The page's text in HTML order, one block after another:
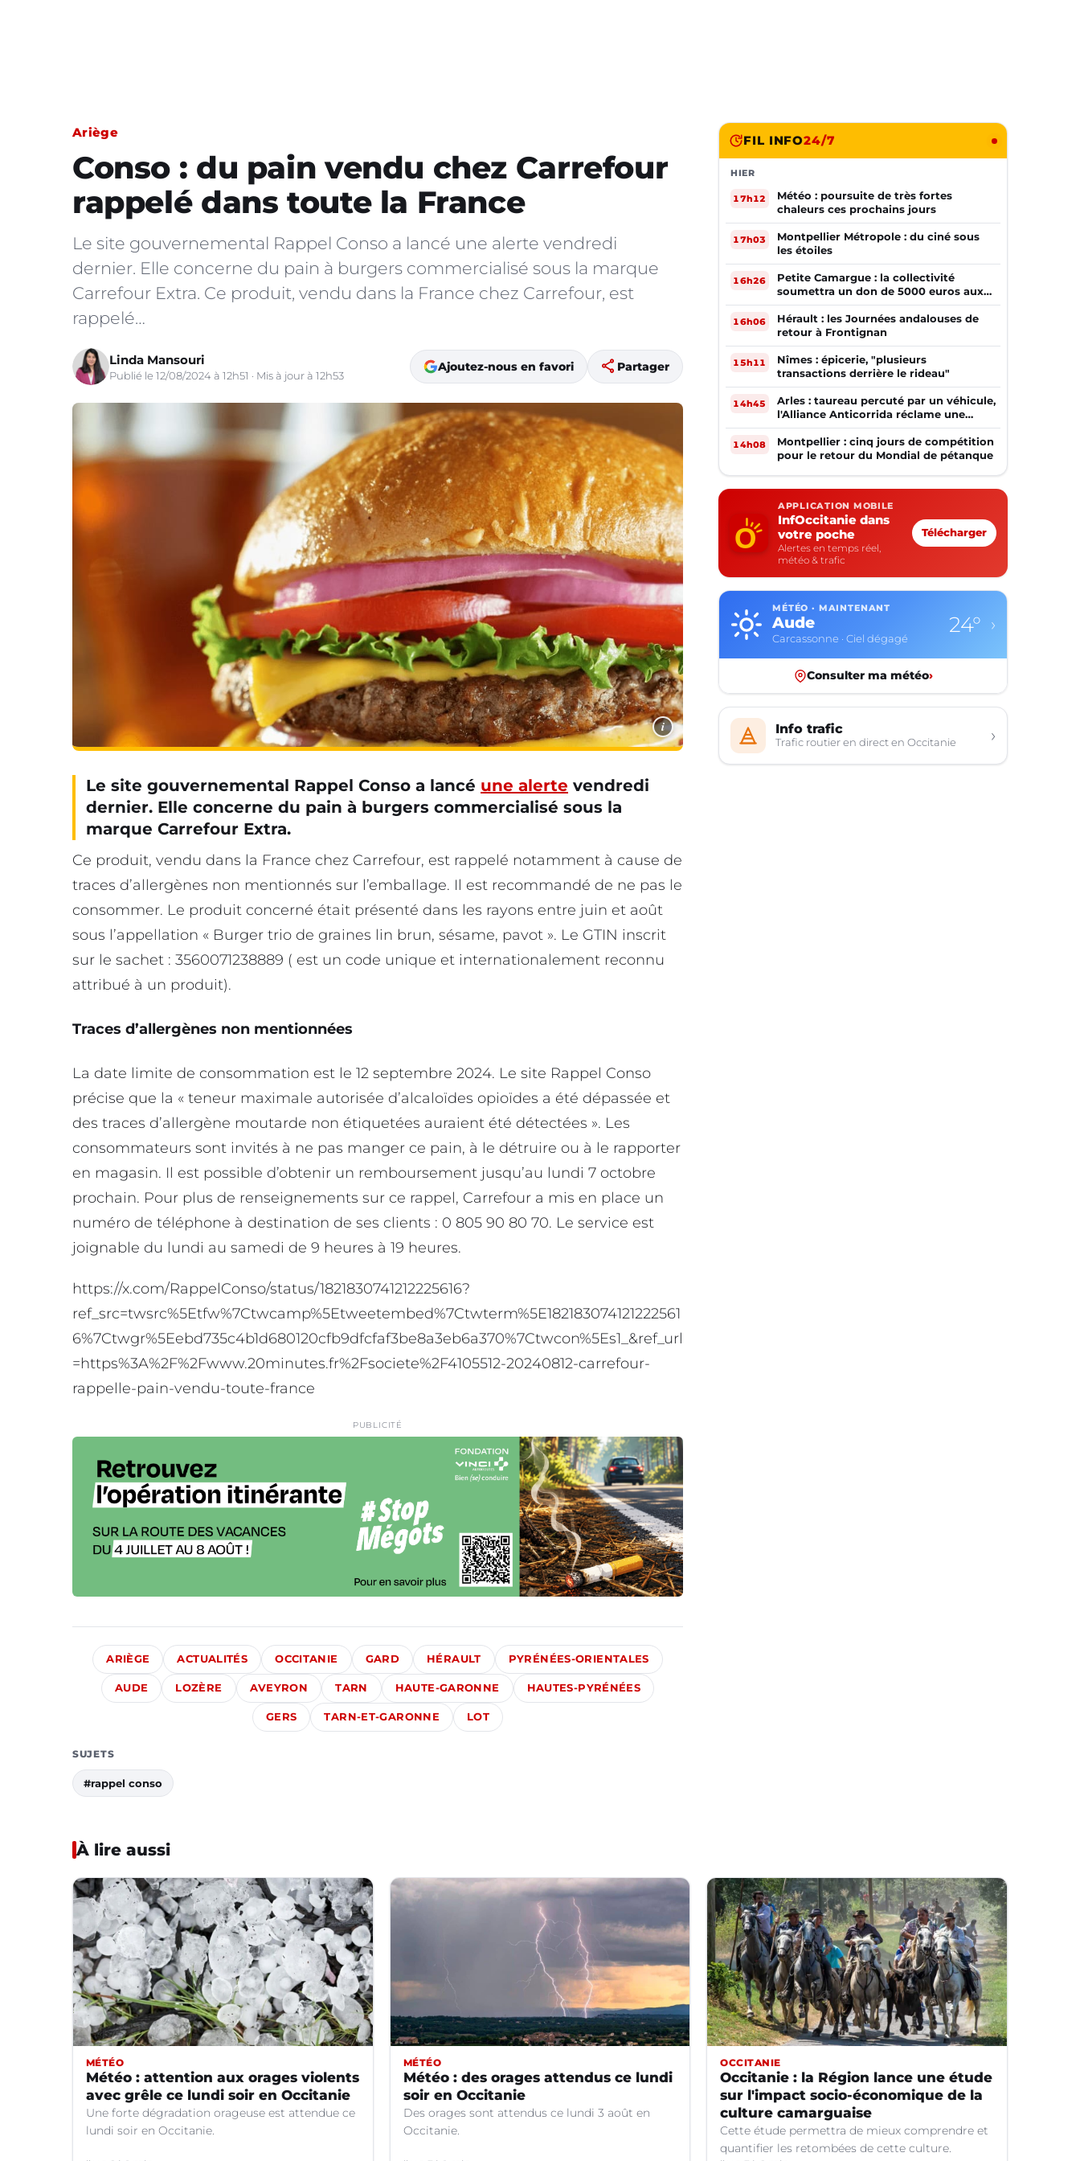
Ariège
Conso : du pain vendu chez Carrefour
rappelé dans toute la France
Le site gouvernemental Rappel Conso a lancé une alerte vendredi
dernier. Elle concerne du pain à burgers commercialisé sous la marque
Carrefour Extra. Ce produit, vendu dans la France chez Carrefour, est
rappelé…
Linda Mansouri
Publié le 12/08/2024 à 12h51 · Mis à jour à 12h53
Ajoutez-nous en favori share Partager
i
Le site gouvernemental Rappel Conso a lancé une alerte vendredi
dernier. Elle concerne du pain à burgers commercialisé sous la
marque Carrefour Extra.
Ce produit, vendu dans la France chez Carrefour, est rappelé notamment à cause de
traces d’allergènes non mentionnés sur l’emballage. Il est recommandé de ne pas le
consommer. Le produit concerné était présenté dans les rayons entre juin et août
sous l’appellation « Burger trio de graines lin brun, sésame, pavot ». Le GTIN inscrit
sur le sachet : 3560071238889 ( est un code unique et internationalement reconnu
attribué à un produit).
Traces d’allergènes non mentionnées
La date limite de consommation est le 12 septembre 2024. Le site Rappel Conso
précise que la « teneur maximale autorisée d’alcaloïdes opioïdes a été dépassée et
des traces d’allergène moutarde non étiquetées auraient été détectées ». Les
consommateurs sont invités à ne pas manger ce pain, à le détruire ou à le rapporter
en magasin. Il est possible d’obtenir un remboursement jusqu’au lundi 7 octobre
prochain. Pour plus de renseignements sur ce rappel, Carrefour a mis en place un
numéro de téléphone à destination de ses clients : 0 805 90 80 70. Le service est
joignable du lundi au samedi de 9 heures à 19 heures.
https://x.com/RappelConso/status/1821830741212225616?
ref_src=twsrc%5Etfw%7Ctwcamp%5Etweetembed%7Ctwterm%5E182183074121222561
6%7Ctwgr%5Eebd735c4b1d680120cfb9dfcfaf3be8a3eb6a370%7Ctwcon%5Es1_&ref_url
=https%3A%2F%2Fwww.20minutes.fr%2Fsociete%2F4105512-20240812-carrefour-
rappelle-pain-vendu-toute-france
PUBLICITÉ
ARIÈGE ACTUALITÉS OCCITANIE GARD HÉRAULT PYRÉNÉES-ORIENTALES
AUDE LOZÈRE AVEYRON TARN HAUTE-GARONNE HAUTES-PYRÉNÉES
GERS TARN-ET-GARONNE LOT
SUJETS
#rappel conso
FIL INFO24/7
HIER
17h12
Météo : poursuite de très fortes
chaleurs ces prochains jours
17h03
Montpellier Métropole : du ciné sous
les étoiles
16h26
Petite Camargue : la collectivité
soumettra un don de 5000 euros aux
sinistrés de la Gironde
16h06
Hérault : les Journées andalouses de
retour à Frontignan
15h11
Nîmes : épicerie, "plusieurs
transactions derrière le rideau"
14h45
Arles : taureau percuté par un véhicule,
l'Alliance Anticorrida réclame une
enquête
14h08
Montpellier : cinq jours de compétition
pour le retour du Mondial de pétanque
APPLICATION MOBILE
InfOccitanie dans
votre poche
Alertes en temps réel,
météo & trafic
Télécharger
MÉTÉO · MAINTENANT
Aude
Carcassonne · Ciel dégagé
24° ›
Consulter ma météo›
Info trafic
Trafic routier en direct en Occitanie ›
À lire aussi
MÉTÉO
Météo : attention aux orages violents
avec grêle ce lundi soir en Occitanie
Une forte dégradation orageuse est attendue ce
lundi soir en Occitanie.
MÉTÉO
Météo : des orages attendus ce lundi
soir en Occitanie
Des orages sont attendus ce lundi 3 août en
Occitanie.
OCCITANIE
Occitanie : la Région lance une étude
sur l'impact socio-économique de la
culture camarguaise
Cette étude permettra de mieux comprendre et
quantifier les retombées de cette culture.